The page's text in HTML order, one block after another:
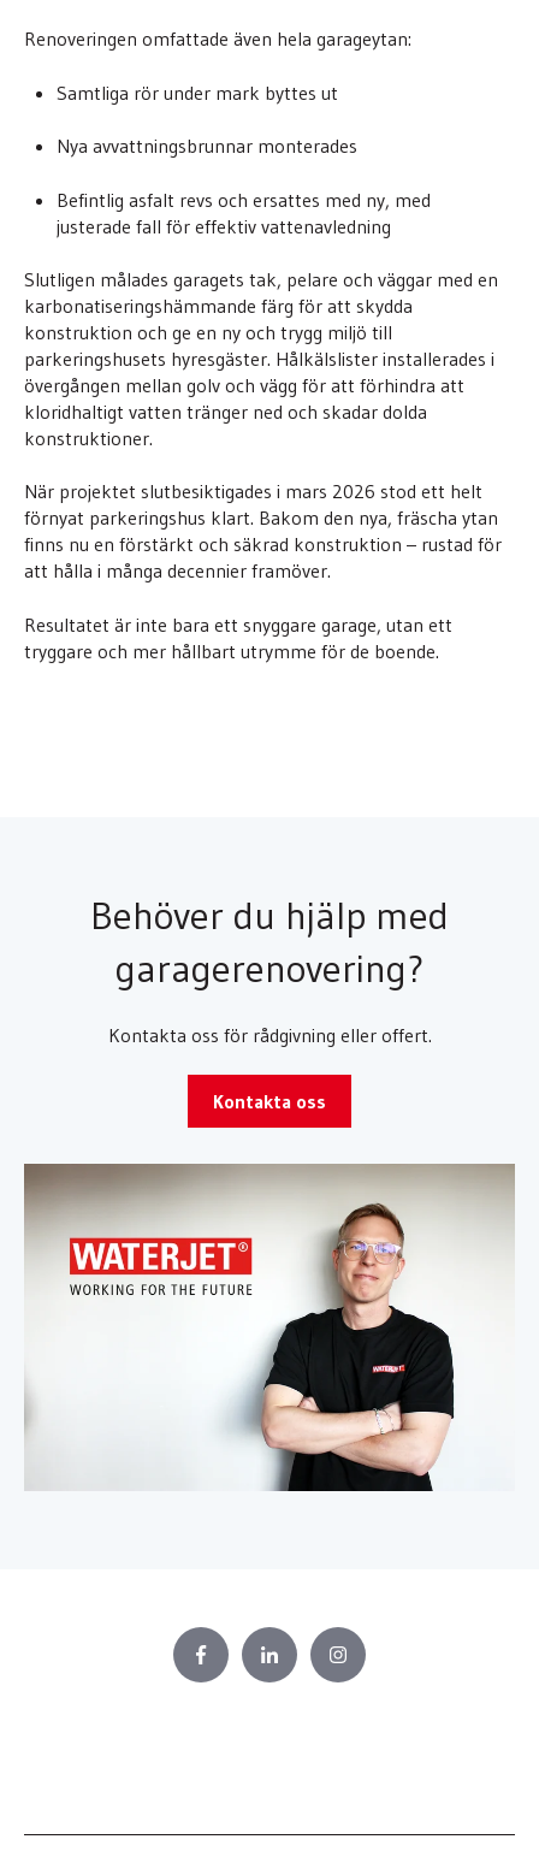
Renoveringen omfattade även hela garageytan:
Samtliga rör under mark byttes ut
Nya avvattningsbrunnar monterades
Befintlig asfalt revs och ersattes med ny, med
justerade fall för effektiv vattenavledning
Slutligen målades garagets tak, pelare och väggar med en
karbonatiseringshämmande färg för att skydda
konstruktion och ge en ny och trygg miljö till
parkeringshusets hyresgäster. Hålkälslister installerades i
övergången mellan golv och vägg för att förhindra att
kloridhaltigt vatten tränger ned och skadar dolda
konstruktioner.
När projektet slutbesiktigades i mars 2026 stod ett helt
förnyat parkeringshus klart. Bakom den nya, fräscha ytan
finns nu en förstärkt och säkrad konstruktion – rustad för
att hålla i många decennier framöver.
Resultatet är inte bara ett snyggare garage, utan ett
tryggare och mer hållbart utrymme för de boende.
Behöver du hjälp med
garagerenovering?
Kontakta oss för rådgivning eller offert.
Kontakta oss